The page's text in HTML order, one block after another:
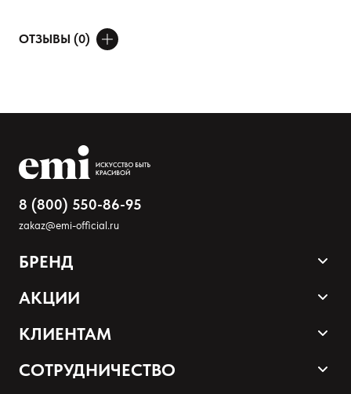
ОТЗЫВЫ (0)
ДОБАВИТЬ ОТЗЫВ
Ваше имя
8 (800) 550-86-95
zakaz@emi-official.ru
БРЕНД
Продукция
АКЦИИ
Sale
Программа лояльности
КЛИЕНТАМ
Оплата и доставка
СОТРУДНИЧЕСТВО